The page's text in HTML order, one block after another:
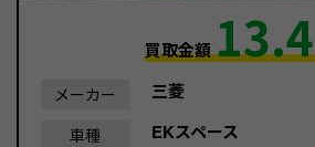
買取金額13.4
メーカー 三菱
車種 EKスペース